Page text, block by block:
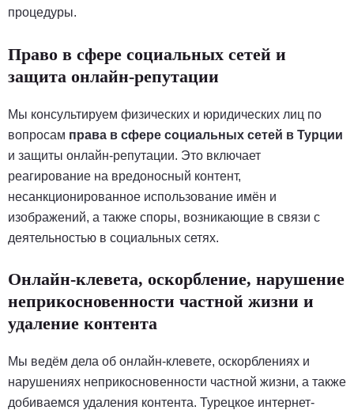
процедуры.
Право в сфере социальных сетей и
защита онлайн-репутации
Мы консультируем физических и юридических лиц по
вопросам права в сфере социальных сетей в Турции
и защиты онлайн-репутации. Это включает
реагирование на вредоносный контент,
несанкционированное использование имён и
изображений, а также споры, возникающие в связи с
деятельностью в социальных сетях.
Онлайн-клевета, оскорбление, нарушение
неприкосновенности частной жизни и
удаление контента
Мы ведём дела об онлайн-клевете, оскорблениях и
нарушениях неприкосновенности частной жизни, а также
добиваемся удаления контента. Турецкое интернет-